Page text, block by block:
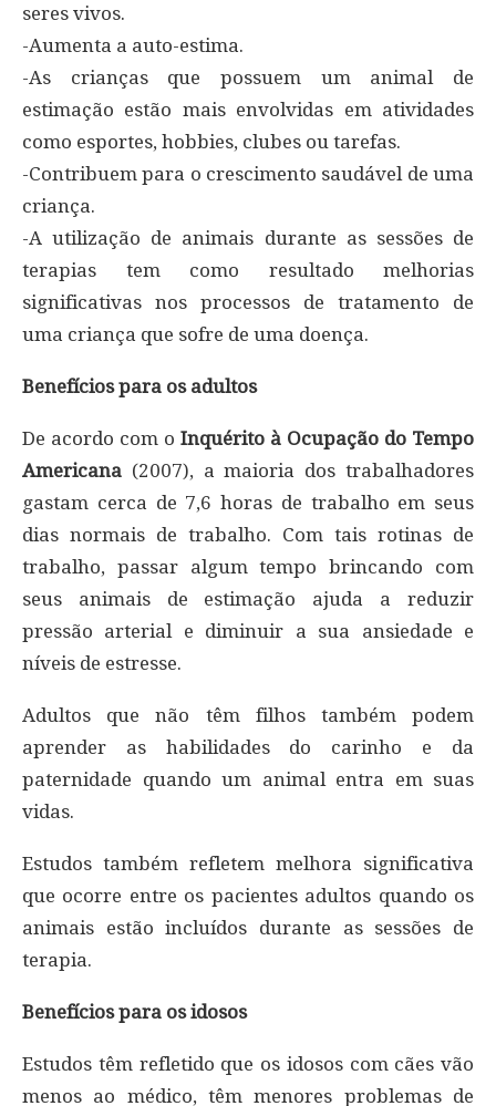
seres vivos.
-Aumenta a auto-estima.
-As crianças que possuem um animal de
estimação estão mais envolvidas em atividades
como esportes, hobbies, clubes ou tarefas.
-Contribuem para o crescimento saudável de uma
criança.
-A utilização de animais durante as sessões de
terapias tem como resultado melhorias
significativas nos processos de tratamento de
uma criança que sofre de uma doença.
Benefícios para os adultos
De acordo com o Inquérito à Ocupação do Tempo
Americana (2007), a maioria dos trabalhadores
gastam cerca de 7,6 horas de trabalho em seus
dias normais de trabalho. Com tais rotinas de
trabalho, passar algum tempo brincando com
seus animais de estimação ajuda a reduzir
pressão arterial e diminuir a sua ansiedade e
níveis de estresse.
Adultos que não têm filhos também podem
aprender as habilidades do carinho e da
paternidade quando um animal entra em suas
vidas.
Estudos também refletem melhora significativa
que ocorre entre os pacientes adultos quando os
animais estão incluídos durante as sessões de
terapia.
Benefícios para os idosos
Estudos têm refletido que os idosos com cães vão
menos ao médico, têm menores problemas de